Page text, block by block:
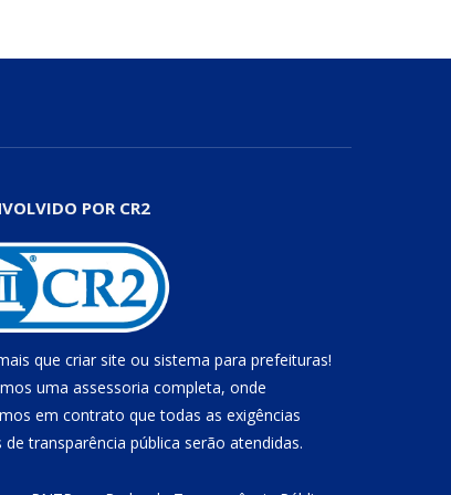
POR CR2
que criar site ou sistema para prefeituras!
uma assessoria completa, onde
em contrato que todas as exigências
de transparência pública serão atendidas.